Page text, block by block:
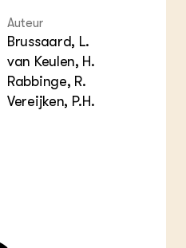
Auteur
Brussaard, L.
van Keulen, H.
Rabbinge, R.
Vereijken, P.H.